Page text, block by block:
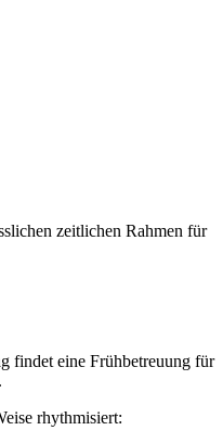
zeitlichen Rahmen für
findet eine Frühbetreuung für
rhythmisiert: